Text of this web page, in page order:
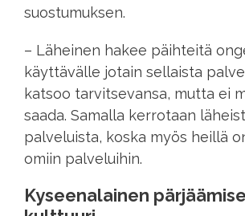
suostumuksen.
– Läheinen hakee päihteitä
käyttävälle jotain sellaista
katsoo tarvitsevansa, mutta ei
saada. Samalla kerrotaan
palveluista, koska myös heillä
omiin palveluihin.
Kyseenalainen